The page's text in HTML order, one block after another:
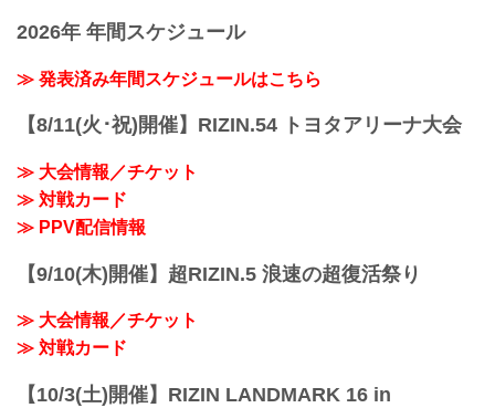
2026年 年間スケジュール
≫ 発表済み年間スケジュールはこちら
【8/11(火･祝)開催】RIZIN.54 トヨタアリーナ大会
≫ 大会情報／チケット
≫ 対戦カード
≫ PPV配信情報
【9/10(木)開催】超RIZIN.5 浪速の超復活祭り
≫ 大会情報／チケット
≫ 対戦カード
【10/3(土)開催】RIZIN LANDMARK 16 in